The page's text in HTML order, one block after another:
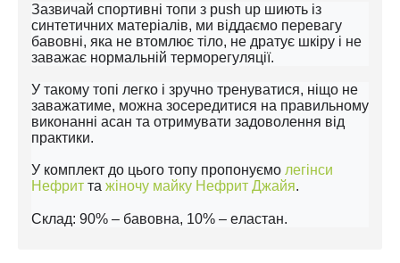
Зазвичай спортивні топи з push up шиють із
синтетичних матеріалів, ми віддаємо перевагу
бавовні, яка не втомлює тіло, не дратує шкіру і не
заважає нормальній терморегуляції.
У такому топі легко і зручно тренуватися, ніщо не
заважатиме, можна зосередитися на правильному
виконанні асан та отримувати задоволення від
практики.
У комплект до цього топу пропонуємо легінси
Нефрит та жіночу майку Нефрит Джайя.
Склад: 90% – бавовна, 10% – еластан.